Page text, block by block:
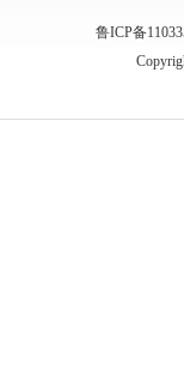
鲁ICP备